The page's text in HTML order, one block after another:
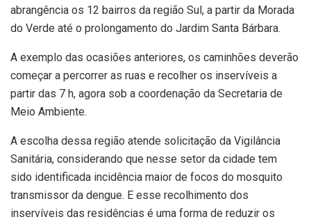
abrangência os 12 bairros da região Sul, a partir da Morada
do Verde até o prolongamento do Jardim Santa Bárbara.
A exemplo das ocasiões anteriores, os caminhões deverão
começar a percorrer as ruas e recolher os inservíveis a
partir das 7 h, agora sob a coordenação da Secretaria de
Meio Ambiente.
A escolha dessa região atende solicitação da Vigilância
Sanitária, considerando que nesse setor da cidade tem
sido identificada incidência maior de focos do mosquito
transmissor da dengue. E esse recolhimento dos
inservíveis das residências é uma forma de reduzir os